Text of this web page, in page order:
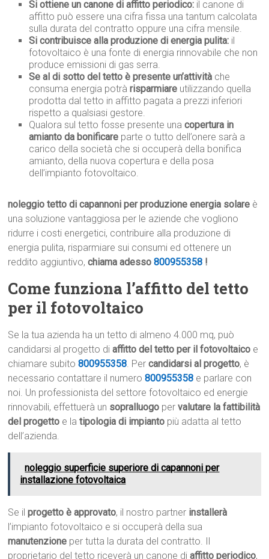
Si ottiene un canone di affitto periodico: il canone di
affitto può essere una cifra fissa una tantum calcolata
sulla durata del contratto oppure una cifra mensile.
Si contribuisce alla produzione di energia pulita: il
fotovoltaico è una fonte di energia rinnovabile che non
produce emissioni di gas serra.
Se al di sotto del tetto è presente un’attività che
consuma energia potràrisparmiare utilizzando quella
prodotta dal tetto in affitto pagata a prezzi inferiori
rispetto a qualsiasi gestore.
Qualora sul tetto fosse presente unacopertura in
amianto da bonificare parte o tutto dell’onere sarà a
carico della società che si occuperà della bonifica
amianto, della nuova copertura e della posa
dell’impianto fotovoltaico.
noleggio tetto di capannoni per produzione energia solare è
una soluzione vantaggiosa per le aziende che vogliono
ridurre i costi energetici, contribuire alla produzione di
energia pulita, risparmiare sui consumi ed ottenere un
reddito aggiuntivo,chiama adesso800955358 !
Come funziona l’affitto del tetto
per il fotovoltaico
Se la tua azienda ha un tetto di almeno 4.000 mq, può
candidarsi al progetto diaffitto del tetto per il fotovoltaico e
chiamare subito800955358. Percandidarsi al progetto, è
necessario contattare il numero800955358 e parlare con
noi. Un professionista del settore fotovoltaico ed energie
rinnovabili, effettuerà un sopralluogo pervalutare la fattibilità
del progetto e latipologia di impianto più adatta al tetto
dell’azienda.
noleggio superficie superiore di capannoni per
installazione fotovoltaica
Se ilprogetto è approvato, il nostro partner installerà
l’impianto fotovoltaico e si occuperà della sua
manutenzione per tutta la durata del contratto. Il
proprietario del tetto riceverà un canone diaffitto periodico,